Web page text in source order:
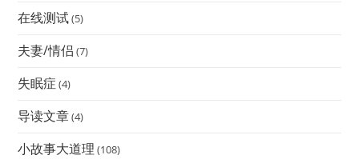
在线测试(5)
夫妻/情侣 (7)
失眠症 (4)
导读文章(4)
小故事大道理 (108)